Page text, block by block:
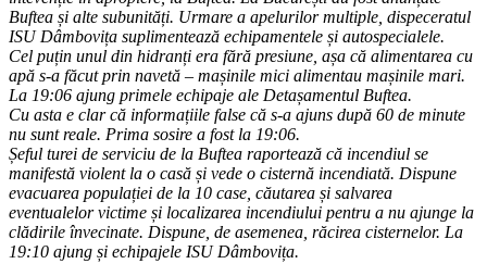
Buftea și alte subunități. Urmare a apelurilor multiple, dispeceratul
ISU Dâmbovița suplimentează echipamentele și autospecialele.
Cel puțin unul din hidranți era fără presiune, așa că alimentarea cu
apă s-a făcut prin navetă – mașinile mici alimentau mașinile mari.
La 19:06 ajung primele echipaje ale Detașamentul Buftea.
Cu asta e clar că informațiile false că s-a ajuns după 60 de minute
nu sunt reale. Prima sosire a fost la 19:06.
Șeful turei de serviciu de la Buftea raportează că incendiul se
manifestă violent la o casă și vede o cisternă incendiată. Dispune
evacuarea populației de la 10 case, căutarea și salvarea
eventualelor victime și localizarea incendiului pentru a nu ajunge la
clădirile învecinate. Dispune, de asemenea, răcirea cisternelor. La
19:10 ajung și echipajele ISU Dâmbovița.